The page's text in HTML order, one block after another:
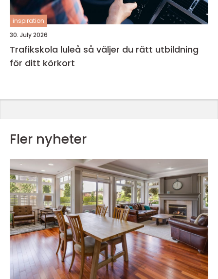
inspiration
30. July 2026
Trafikskola luleå så väljer du rätt utbildning
för ditt körkort
Fler nyheter